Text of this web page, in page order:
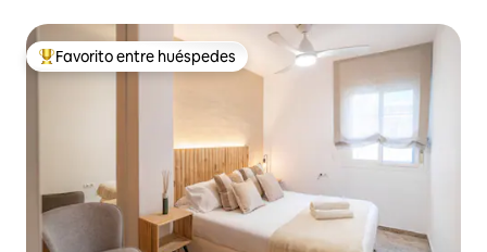
Favorito entre huéspedes preferido
Favorito entre huéspedes